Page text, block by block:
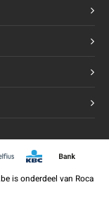
is onderdeel van Roca